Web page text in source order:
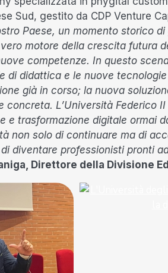
Sud, gestito da CDP Venture
Paese, un momento storico
motore della crescita futura
competenze. In questo
di didattica e le nuove
già in corso; la nuova
L’Università Federico
e trasformazione digitale ormai
non solo di continuare ma di
diventare professionisti pronti
Direttore della Divisione